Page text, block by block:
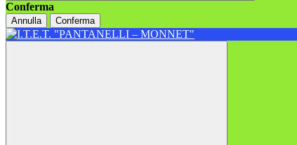
Conferma
Annulla Conferma